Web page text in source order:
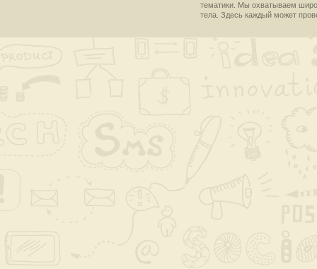
тематики. Мы охватываем
тела. Здесь каждый может